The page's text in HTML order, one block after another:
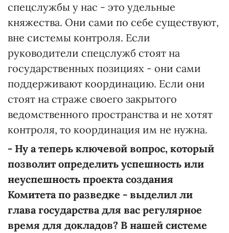
спецслужбы у нас - это удельные
княжества. Они сами по себе существуют,
вне системы контроля. Если
руководители спецслужб стоят на
государственных позициях - они сами
поддерживают координацию. Если они
стоят на страже своего закрытого
ведомственного пространства и не хотят
контроля, то координация им не нужна.
- Ну а теперь ключевой вопрос, который
позволит определить успешность или
неуспешность проекта создания
Комитета по разведке - выделил ли
глава государства для вас регулярное
время для докладов? В нашей системе